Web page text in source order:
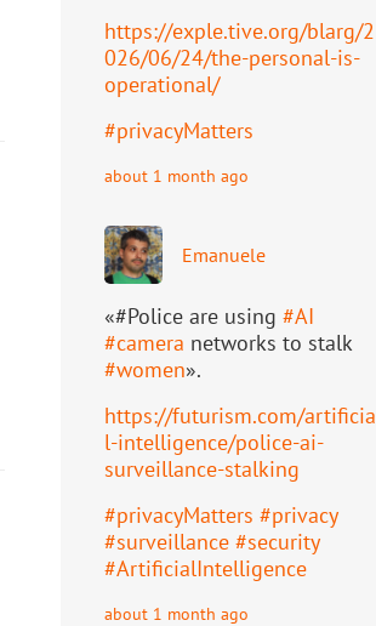
https://exple.tive.org/blarg/2
026/06/24/the-personal-is-
operational/
#privacyMatters
about 1 month ago
Emanuele
«#Police are using #AI
#camera networks to stalk
#women».
https://futurism.com/artificia
l-intelligence/police-ai-
surveillance-stalking
#privacyMatters #privacy
#surveillance #security
#ArtificialIntelligence
about 1 month ago